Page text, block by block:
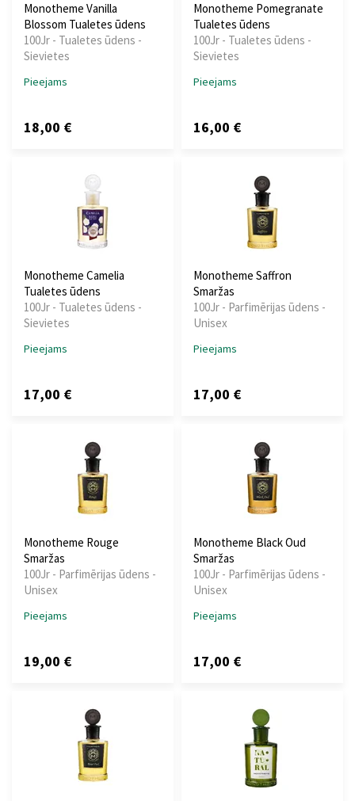
Monotheme Vanilla
Blossom Tualetes ūdens
100Jr - Tualetes ūdens -
Sievietes
Pieejams
18,00 €
Monotheme Pomegranate
Tualetes ūdens
100Jr - Tualetes ūdens -
Sievietes
Pieejams
16,00 €
Monotheme Camelia
Tualetes ūdens
100Jr - Tualetes ūdens -
Sievietes
Pieejams
17,00 €
Monotheme Saffron
Smaržas
100Jr - Parfimērijas ūdens -
Unisex
Pieejams
17,00 €
Monotheme Rouge
Smaržas
100Jr - Parfimērijas ūdens -
Unisex
Pieejams
19,00 €
Monotheme Black Oud
Smaržas
100Jr - Parfimērijas ūdens -
Unisex
Pieejams
17,00 €